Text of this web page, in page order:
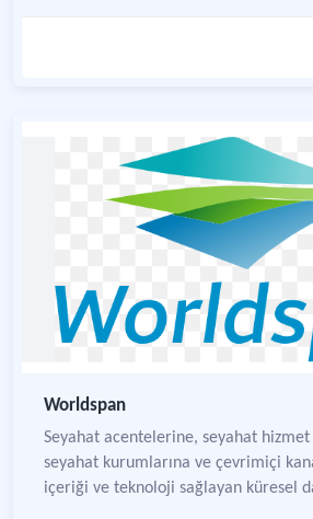
Worldspan
Seyahat acentelerine, seyahat hizmet
seyahat kurumlarına ve çevrimiçi
içeriği ve teknoloji sağlayan küresel